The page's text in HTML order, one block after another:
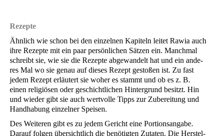
Rezep­te
Ähn­lich wie schon bei den ein­zel­nen Kapi­teln lei­tet Rawia auch
ihre Rezep­te mit ein paar per­sön­li­chen Sät­zen ein. Manch­mal
schreibt sie, wie sie die Rezep­te abge­wan­delt hat und ein ande­
res Mal wo sie genau auf die­ses Rezept gesto­ßen ist. Zu fast
jedem Rezept erläu­tert sie woher es stammt und ob es z. B.
einen reli­giö­sen oder geschicht­li­chen Hin­ter­grund besitzt. Hin
und wie­der gibt sie auch wert­vol­le Tipps zur Zube­rei­tung und
Hand­ha­bung ein­zel­ner Speisen.
Des Wei­te­ren gibt es zu jedem Gericht eine Por­ti­ons­an­ga­be.
Dar­auf fol­gen über­sicht­lich die benö­tig­ten Zuta­ten. Die Her­stel­